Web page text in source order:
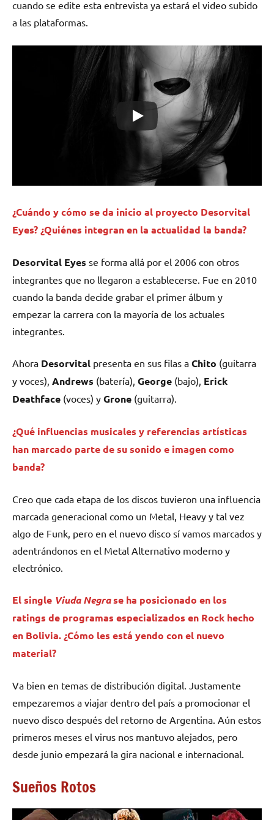
cuando se edite esta entrevista ya estará el video subido
a las plataformas.
¿Cuándo y cómo se da inicio al proyecto Desorvital
Eyes? ¿Quiénes integran en la actualidad la banda?
Desorvital Eyes se forma allá por el 2006 con otros
integrantes que no llegaron a establecerse. Fue en 2010
cuando la banda decide grabar el primer álbum y
empezar la carrera con la mayoría de los actuales
integrantes.
Ahora Desorvital presenta en sus filas a Chito (guitarra
y voces), Andrews (batería), George (bajo), Erick
Deathface (voces) y Grone (guitarra).
¿Qué influencias musicales y referencias artísticas
han marcado parte de su sonido e imagen como
banda?
Creo que cada etapa de los discos tuvieron una influencia
marcada generacional como un Metal, Heavy y tal vez
algo de Funk, pero en el nuevo disco sí vamos marcados y
adentrándonos en el Metal Alternativo moderno y
electrónico.
El single Viuda Negrase ha posicionado en los
ratings de programas especializados en Rock hecho
en Bolivia. ¿Cómo les está yendo con el nuevo
material?
Va bien en temas de distribución digital. Justamente
empezaremos a viajar dentro del país a promocionar el
nuevo disco después del retorno de Argentina. Aún estos
primeros meses el virus nos mantuvo alejados, pero
desde junio empezará la gira nacional e internacional.
Sueños Rotos